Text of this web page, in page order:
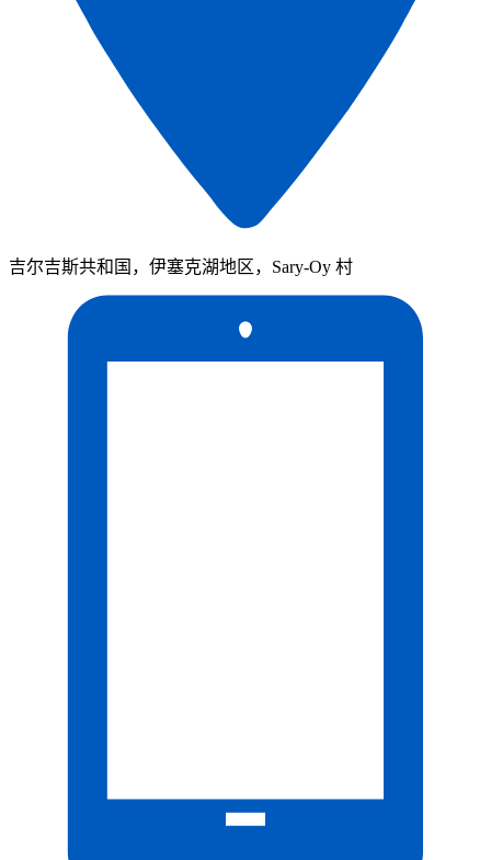
吉尔吉斯共和国，伊塞克湖地区，Sary-Oy 村